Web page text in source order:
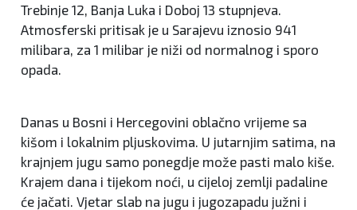
Trebinje 12, Banja Luka i Doboj 13 stupnjeva.
Atmosferski pritisak je u Sarajevu iznosio 941
milibara, za 1 milibar je niži od normalnog i sporo
opada.
Danas u Bosni i Hercegovini oblačno vrijeme sa
kišom i lokalnim pljuskovima. U jutarnjim satima, na
krajnjem jugu samo ponegdje može pasti malo kiše.
Krajem dana i tijekom noći, u cijeloj zemlji padaline
će jačati. Vjetar slab na jugu i jugozapadu južni i